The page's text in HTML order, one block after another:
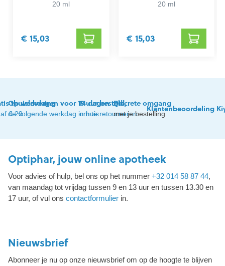
20 ml
€ 15,03
20 ml
€ 15,03
thuislevering
€ 29
Op werkdagen voor 15 uur besteld,
de volgende werkdag in huis
14 dagen tijd
om te retourneren
Discrete omgang
met je bestelling
Klantenbeoordeling
Optiphar, jouw online apotheek
Voor advies of hulp, bel ons op het nummer +32 014 58 87 44,
van maandag tot vrijdag tussen 9 en 13 uur en tussen 13.30 en
17 uur, of vul ons contactformulier in.
Nieuwsbrief
Abonneer je nu op onze nieuwsbrief om op de hoogte te blijven